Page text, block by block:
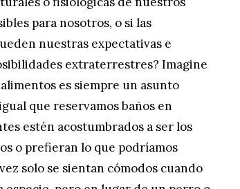
para nosotros, o si las
nuestras expectativas e
extraterrestres? Imagine
es siempre un asunto
que reservamos baños en
estén acostumbrados a ser los
o prefieran lo que podríamos
solo se sientan cómodos cuando